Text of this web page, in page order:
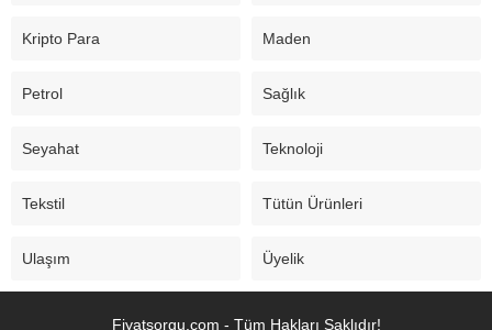
Kripto Para Maden
Petrol Sağlık
Seyahat Teknoloji
Tekstil Tütün Ürünleri
Ulaşım Üyelik
Fiyatsorgu.com - Tüm Hakları Saklıdır!